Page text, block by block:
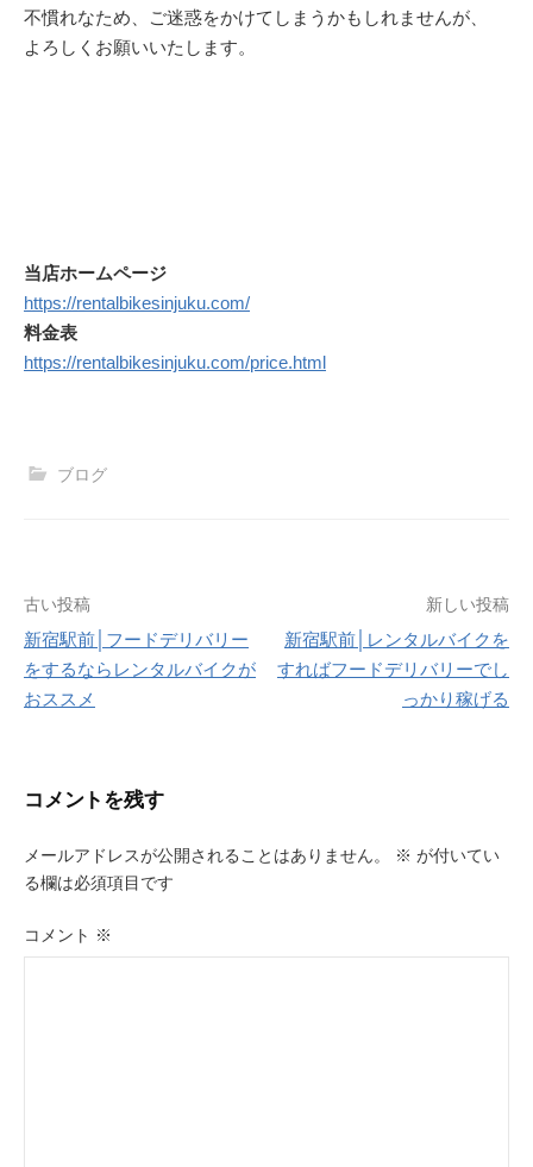
不慣れなため、ご迷惑をかけてしまうかもしれませんが、
よろしくお願いいたします。
当店ホームページ
https://rentalbikesinjuku.com/
料金表
https://rentalbikesinjuku.com/price.html
ブログ
投
稿
ナ
シ
ン
古い投稿
新宿駅前│フードデリバリー
をするならレンタルバイクが
おススメ
新しい投稿
新宿駅前│レンタルバイクを
すればフードデリバリーでし
っかり稼げる
コメントを残す
メールアドレスが公開されることはありません。 ※ が付いてい
る欄は必須項目です
コメント ※